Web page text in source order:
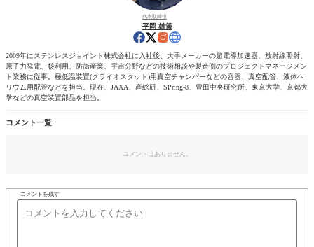
代表取締役
平岡 雄策
2009年にステンレスジョイント株式会社に入社後、大手メーカーの超電導加速器、放射線照射、
原子力発電、核利用、防衛産業、宇宙分野などの技術相談や製造側のプロジェクトマネージメン
ト業務に従事。極低温装置(クライオスタット)用真空チャンバーなどの容器、真空配管、液体ヘ
リウム用配管などを担当。現在、JAXA、産総研、SPring-8、豊田中央研究所、東京大学、京都大
学などの真空装置部品を担当。
コメント一覧
コメントはありません。
コメントを残す